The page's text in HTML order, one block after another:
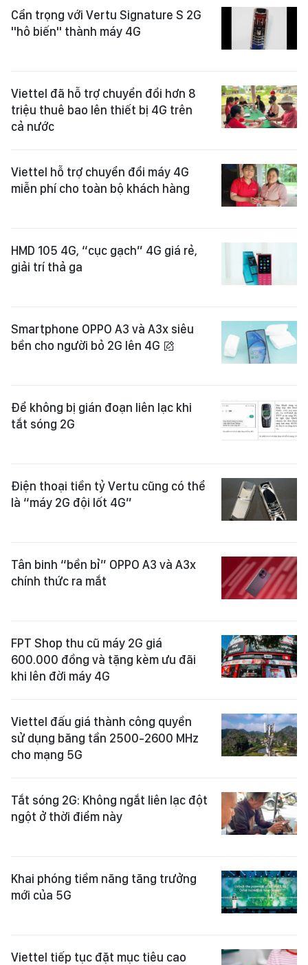
Cẩn trọng với Vertu Signature S 2G
"hô biến" thành máy 4G
Viettel đã hỗ trợ chuyển đổi hơn 8
triệu thuê bao lên thiết bị 4G trên
cả nước
Viettel hỗ trợ chuyển đổi máy 4G
miễn phí cho toàn bộ khách hàng
HMD 105 4G, “cục gạch” 4G giá rẻ,
giải trí thả ga
Smartphone OPPO A3 và A3x siêu
bền cho người bỏ 2G lên 4G
Để không bị gián đoạn liên lạc khi
tắt sóng 2G
Điện thoại tiền tỷ Vertu cũng có thể
là “máy 2G đội lốt 4G”
Tân binh “bền bỉ” OPPO A3 và A3x
chính thức ra mắt
FPT Shop thu cũ máy 2G giá
600.000 đồng và tặng kèm ưu đãi
khi lên đời máy 4G
Viettel đấu giá thành công quyền
sử dụng băng tần 2500-2600 MHz
cho mạng 5G
Tắt sóng 2G: Không ngắt liên lạc đột
ngột ở thời điểm này
Khai phóng tiềm năng tăng trưởng
mới của 5G
Viettel tiếp tục đặt mục tiêu cao